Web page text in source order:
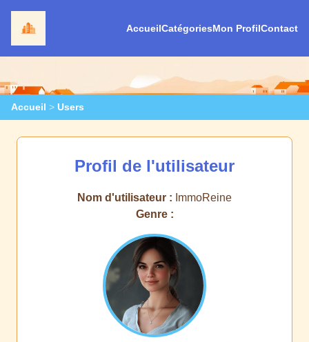
AccueilCatégoriesMon ProfilContact
Accueil > Users
Profil de l'utilisateur
Nom d'utilisateur : ImmoReine
Genre :